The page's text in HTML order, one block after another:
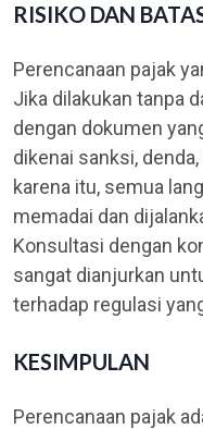
RISIKO DAN
Perencanaan pajak
Jika dilakukan tanpa
dengan dokumen
dikenai sanksi,
karena itu, semua
memadai dan
Konsultasi dengan
sangat dianjurkan
terhadap regulasi
KESIMPULAN
Perencanaan pajak